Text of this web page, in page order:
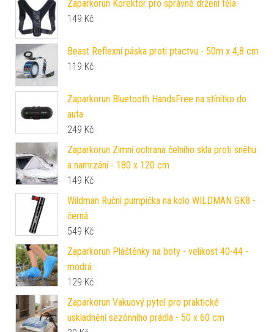
Zaparkorun Korektor pro správné držení těla
149 Kč
Beast Reflexní páska proti ptactvu - 50m x 4,8 cm
119 Kč
Zaparkorun Bluetooth HandsFree na stínítko do
auta
249 Kč
Zaparkorun Zimní ochrana čelního skla proti sněhu
a namrzání - 180 x 120 cm
149 Kč
Wildman Ruční pumpička na kolo WILDMAN GK8 -
černá
549 Kč
Zaparkorun Pláštěnky na boty - velikost 40-44 -
modrá
129 Kč
Zaparkorun Vakuový pytel pro praktické
uskladnění sezónního prádla - 50 x 60 cm